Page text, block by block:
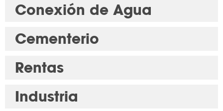
Conexión de Agua
Cementerio
Rentas
Industria